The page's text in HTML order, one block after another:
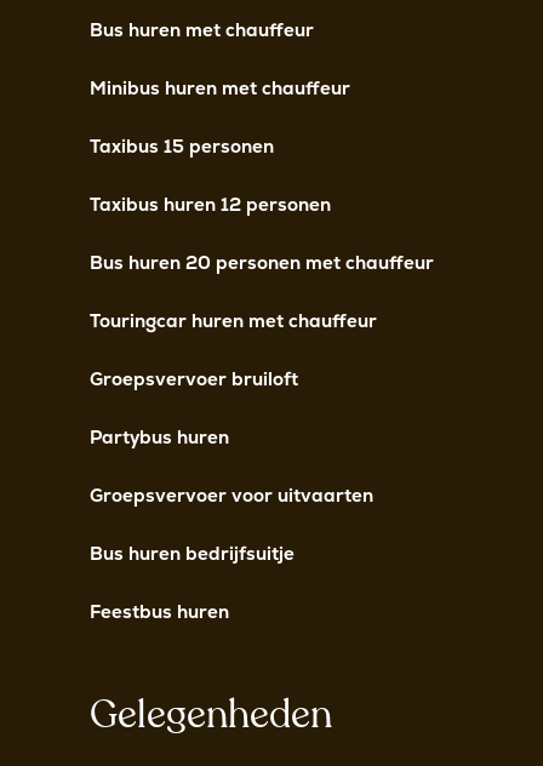
Bus huren met chauffeur
Minibus huren met chauffeur
Taxibus 15 personen
Taxibus huren 12 personen
Bus huren 20 personen met chauffeur
Touringcar huren met chauffeur
Groepsvervoer bruiloft
Partybus huren
Groepsvervoer voor uitvaarten
Bus huren bedrijfsuitje
Feestbus huren
Gelegenheden